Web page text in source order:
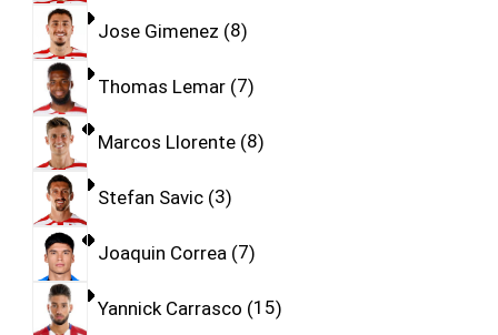
Jose Gimenez 8
Thomas Lemar 7
Marcos Llorente 8
Stefan Savic 3
Joaquin Correa 7
Yannick Carrasco 15